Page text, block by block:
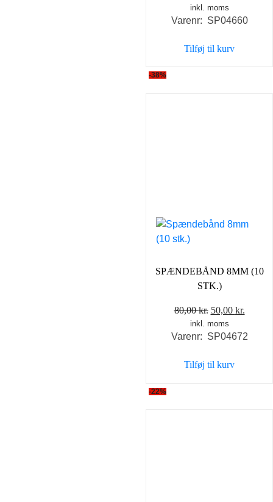
oprindelige
pris
90,00 kr..
pris
inkl. moms
Varenr: SP04660
Tilføj til kurv
-38%
SPÆNDEBÅND 8MM (10
STK.)
80,00kr. Den
oprindelige
pris
80,00 kr..
50,00 kr.
pris
inkl. moms
Varenr: SP04672
Tilføj til kurv
-22%